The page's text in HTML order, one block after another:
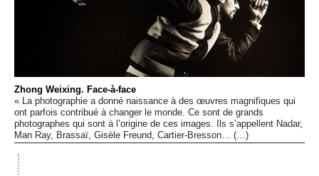
Dossiers
Événements
Sacré
Zhong Weixing. Face-à-face
« La photographie a donné naissance à des œuvres magnifiques qui
ont parfois contribué à changer le monde. Ce sont de grands
photographes qui sont à l’origine de ces images. Ils s’appellent Nadar,
Man Ray, Brassaï, Gisèle Freund, Cartier-Bresson… (…)